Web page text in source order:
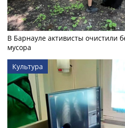
В Барнауле активисты очистили
мусора
Культура